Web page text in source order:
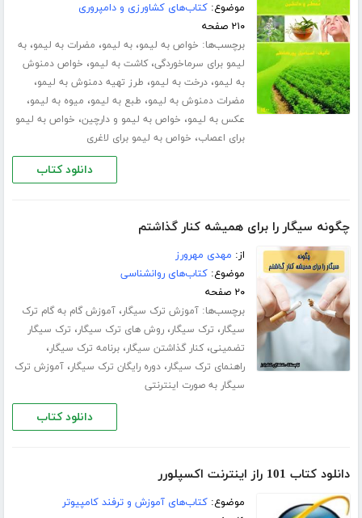
موضوع:کتاب‌های کشاورزی و دامپروری
۲۱۰ صفحه
برچسب‌ها: خواص به لیمو،به لیمو، مضرات به لیمو،به
لیمو برای سرماخوردگی،کاشت به لیمو، خواص دمنوش
به لیمو،درخت به لیمو، طرز تهیه دمنوش به لیمو،
مضرات دمنوش به لیمو، طبع به لیمو، میوه به لیمو،
عکس به لیمو، خواص به لیمو و دارچین، خواص به لیمو
برای اعصاب، خواص به لیمو برای لاغری
دانلود کتاب
چگونه سیگار را برای همیشه کنار گذاشتم
از: مهدی مهرورز
موضوع:کتاب‌های روانشناسی
۲۰ صفحه
برچسب‌ها:آموزش ترک سیگار،آموزش گام به گام ترک
سیگار، ترک سیگار،روش های ترک سیگار، ترک سیگار
تضمینی،کنار گذاشتن سیگار،برنامه ترک سیگار،
راهنمای ترک سیگار،دوره رایگان ترک سیگار،آموزش ترک
سیگار به صورت اینترنتی
دانلود کتاب
دانلود کتاب 101 راز اینترنت اکسپلورر
موضوع:کتاب‌های آموزش و ترفند کامپیوتر